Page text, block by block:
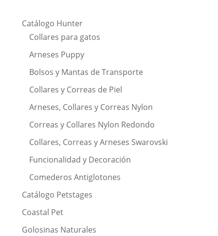
Catálogo Hunter
Collares para gatos
Arneses Puppy
Bolsos y Mantas de Transporte
Collares y Correas de Piel
Arneses, Collares y Correas Nylon
Correas y Collares Nylon Redondo
Collares, Correas y Arneses Swarovski
Funcionalidad y Decoración
Comederos Antiglotones
Catálogo Petstages
Coastal Pet
Golosinas Naturales